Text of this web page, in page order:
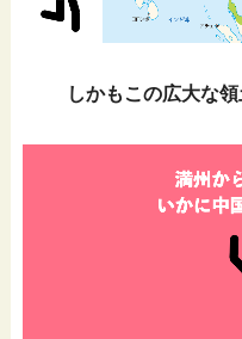
しかもこの広大な